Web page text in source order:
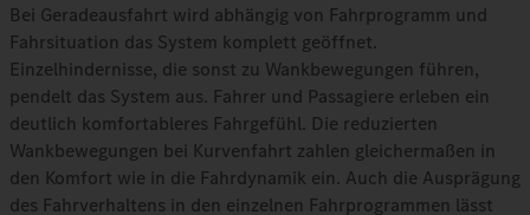
Bei Geradeausfahrt wird abhängig von Fahrprogramm und
Fahrsituation das System komplett geöffnet.
Einzelhindernisse, die sonst zu Wankbewegungen führen,
pendelt das System aus. Fahrer und Passagiere erleben ein
deutlich komfortableres Fahrgefühl. Die reduzierten
Wankbewegungen bei Kurvenfahrt zahlen gleichermaßen in
den Komfort wie in die Fahrdynamik ein. Auch die Ausprägung
des Fahrverhaltens in den einzelnen Fahrprogrammen lässt